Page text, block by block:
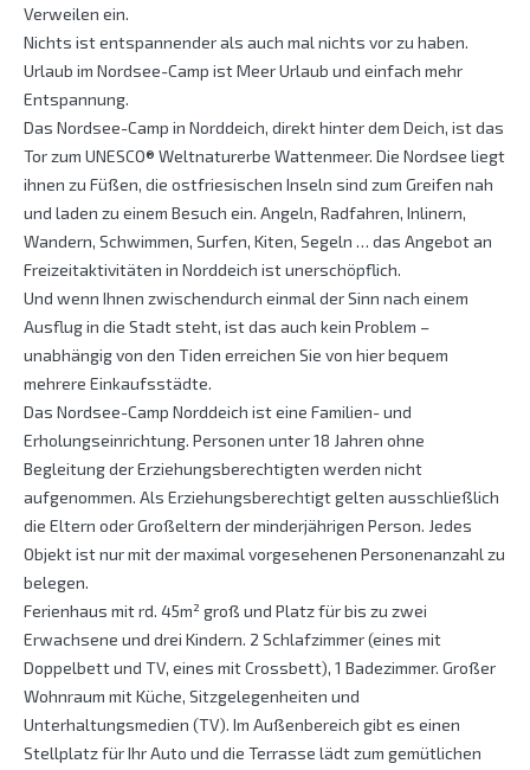
Verweilen ein.
Nichts ist entspannender als auch mal nichts vor zu haben.
Urlaub im Nordsee-Camp ist Meer Urlaub und einfach mehr
Entspannung.
Das Nordsee-Camp in Norddeich, direkt hinter dem Deich, ist das
Tor zum UNESCO® Weltnaturerbe Wattenmeer. Die Nordsee liegt
ihnen zu Füßen, die ostfriesischen Inseln sind zum Greifen nah
und laden zu einem Besuch ein. Angeln, Radfahren, Inlinern,
Wandern, Schwimmen, Surfen, Kiten, Segeln … das Angebot an
Freizeitaktivitäten in Norddeich ist unerschöpflich.
Und wenn Ihnen zwischendurch einmal der Sinn nach einem
Ausflug in die Stadt steht, ist das auch kein Problem –
unabhängig von den Tiden erreichen Sie von hier bequem
mehrere Einkaufsstädte.
Das Nordsee-Camp Norddeich ist eine Familien- und
Erholungseinrichtung. Personen unter 18 Jahren ohne
Begleitung der Erziehungsberechtigten werden nicht
aufgenommen. Als Erziehungsberechtigt gelten ausschließlich
die Eltern oder Großeltern der minderjährigen Person. Jedes
Objekt ist nur mit der maximal vorgesehenen Personenanzahl zu
belegen.
Ferienhaus mit rd. 45m² groß und Platz für bis zu zwei
Erwachsene und drei Kindern. 2 Schlafzimmer (eines mit
Doppelbett und TV, eines mit Crossbett), 1 Badezimmer. Großer
Wohnraum mit Küche, Sitzgelegenheiten und
Unterhaltungsmedien (TV). Im Außenbereich gibt es einen
Stellplatz für Ihr Auto und die Terrasse lädt zum gemütlichen